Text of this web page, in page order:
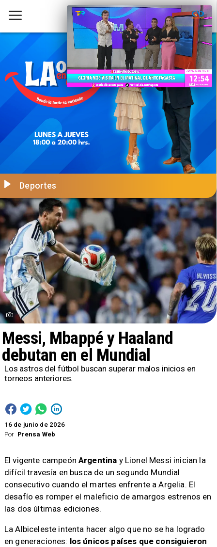
Por Prensa Web
Messi, Mbappé y Haaland
debutan en el Mundial
Deportes
16 de junio de 2026
Los astros del fútbol buscan superar malos inicios en
torneos anteriores.
El vigente campeónArgentina y Lionel Messi inician la
difícil travesía en busca de un segundo Mundial
consecutivo cuando el martes enfrente a Argelia. El
desafío es romper el maleficio de amargos estrenos en
las dos últimas ediciones.
La Albiceleste intenta hacer algo que no se ha logrado
en generaciones: los únicos países que consiguieron